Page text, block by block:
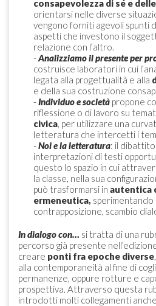
consapevolezza di sé e
orientarsi nelle diverse
vengono forniti agevoli spunti
aspetti che investono il
relazione con l’altro.
-Analizziamo il presente per
costruisce laboratori in cui
legata alla progettualità e alla
e della sua costruzione
-Individuo e società propone
riflessione o di lavoro su
civica, per utilizzare una
letteratura che intercetti i
-Noi e la letteratura: il
interpretazioni di testi
questo lo spazio in cui
la classe, nella sua
può trasformarsi in autentica
ermeneutica,
contrapposizione, scambio
In dialogo con… si tratta di una
percorso già presente
creare ponti fra epoche diverse
alla contemporaneità al fine di
permanenze, oppure rotture e
prospettiva. Attraverso questa
introdotti molti collegamenti